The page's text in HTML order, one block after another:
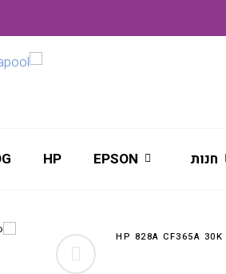
חנות EPSON
HP